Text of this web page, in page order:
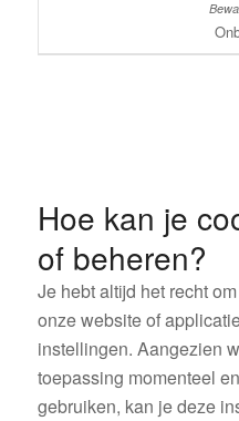
Hoe kan je
of beheren?
Je hebt altijd het recht
onze website of
instellingen. Aangezien
toepassing momenteel
gebruiken, kan je deze